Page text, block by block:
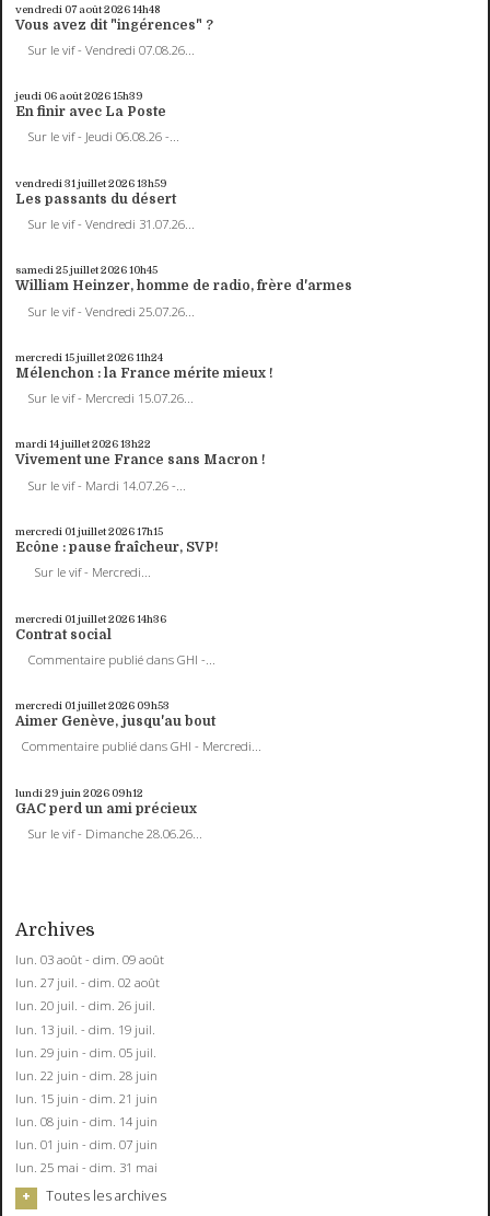
vendredi 07 août 202614h48
Vous avez dit "ingérences" ?
Sur le vif - Vendredi 07.08.26...
jeudi 06 août 202615h39
En finir avec La Poste
Sur le vif - Jeudi 06.08.26 -...
vendredi 31 juillet 202613h59
Les passants du désert
Sur le vif - Vendredi 31.07.26...
samedi 25juillet 202610h45
William Heinzer, homme de radio, frère d'armes
Sur le vif - Vendredi 25.07.26...
mercredi 15juillet 202611h24
Mélenchon : la France mérite mieux !
Sur le vif - Mercredi 15.07.26...
mardi 14juillet 202613h22
Vivement une France sans Macron !
Sur le vif - Mardi 14.07.26 -...
mercredi 01 juillet 202617h15
Ecône : pause fraîcheur, SVP!
Sur le vif - Mercredi...
mercredi 01 juillet 202614h36
Contrat social
Commentaire publié dans GHI -...
mercredi 01 juillet 2026 09h53
Aimer Genève, jusqu'au bout
Commentaire publié dans GHI - Mercredi...
lundi 29 juin 2026 09h12
GAC perd un ami précieux
Sur le vif - Dimanche 28.06.26...
Archives
lun. 03 août - dim. 09 août
lun. 27 juil. - dim. 02 août
lun. 20 juil. - dim. 26 juil.
lun. 13 juil. - dim. 19 juil.
lun. 29 juin - dim. 05 juil.
lun. 22 juin - dim. 28 juin
lun. 15 juin - dim. 21 juin
lun. 08 juin - dim. 14 juin
lun. 01 juin - dim. 07 juin
lun. 25 mai - dim. 31 mai
Toutes les archives